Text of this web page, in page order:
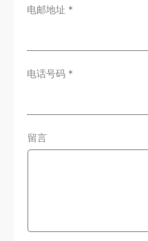
电邮地址 *
电话号码 *
留言